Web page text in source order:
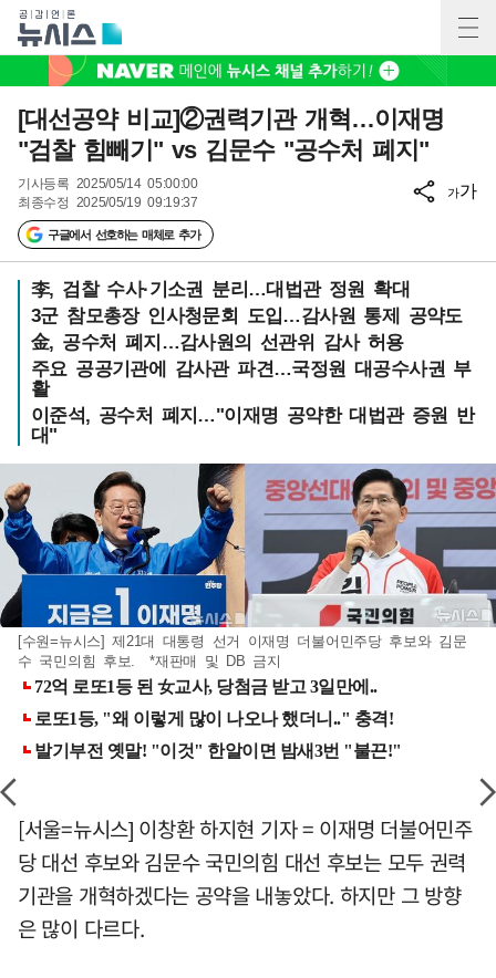
[대선공약 비교]②권력기관 개혁…이재명
"검찰 힘빼기" vs 김문수 "공수처 폐지"
기사등록 2025/05/14 05:00:00
최종수정 2025/05/19 09:19:37
구글에서 선호하는 매체로 추가
가가
李, 검찰 수사·기소권 분리…대법관 정원 확대
3군 참모총장 인사청문회 도입…감사원 통제 공약도
金, 공수처 폐지…감사원의 선관위 감사 허용
주요 공공기관에 감사관 파견…국정원 대공수사권 부
활
이준석, 공수처 폐지…"이재명 공약한 대법관 증원 반
대"
[수원=뉴시스] 제21대 대통령 선거 이재명 더불어민주당 후보와 김문
수 국민의힘 후보. *재판매 및 DB 금지
[서울=뉴시스] 이창환 하지현 기자 = 이재명 더불어민주
당 대선 후보와 김문수 국민의힘 대선 후보는 모두 권력
기관을 개혁하겠다는 공약을 내놓았다. 하지만 그 방향
은 많이 다르다.